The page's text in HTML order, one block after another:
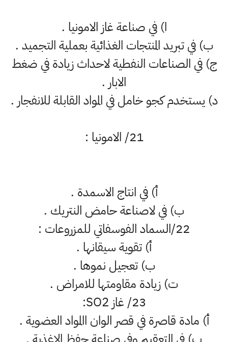
ا) في صناعة غاز الامونيا .
ب) في تبريد المنتجات الغذائية بعملية التجميد .
ج) في الصناعات النفطية لاحداث زيادة في ضغط
الابار .
د) يستخدم كجو خامل في المواد القابلة للانفجار .
21/ الامونيا :
أ‌) في انتاج الاسمدة .
ب‌) في لاصناعة حامض النتريك .
22/السماد الفوسفاتي للمزروعات :
أ‌) تقوية سيقانها .
ب‌) تعجيل نموها .
ت‌) زيادة مقاومتها للامراض .
23/ غاز SO2:
أ‌) مادة قاصرة في قصر الوان االمواد العضوية .